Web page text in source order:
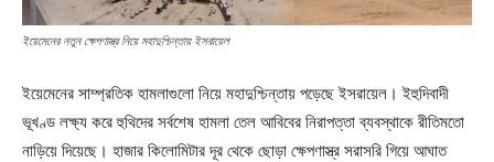
ইয়েমেনের নতুন ক্ষেপণাস্ত্র নিয়ে মহাদুশ্চিন্তায় ইসরায়েল
ইয়েমেনের সাম্প্রতিক হামলাগুলো নিয়ে মহাদুশ্চিন্তায় পড়েছে ইসরায়েল। ইহুদিবাদী
ভূখণ্ড লক্ষ্য করে হুথিদের সর্বশেষ হামলা তেল আবিবের নিরাপত্তা ব্যবস্থাকে রীতিমতো
নাড়িয়ে দিয়েছে। হাজার কিলোমিটার দূর থেকে ছোড়া ক্ষেপণাস্ত্র সরাসরি গিয়ে আঘাত